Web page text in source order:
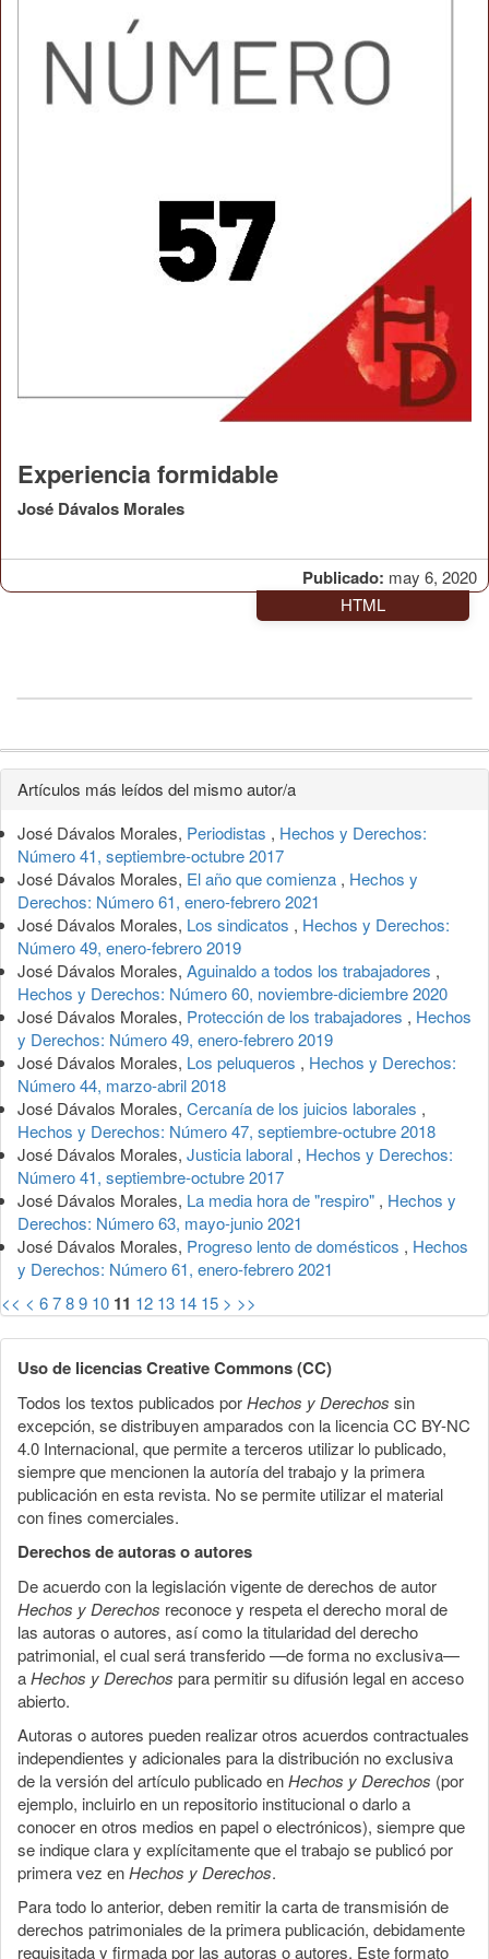
Publicado: may 6, 2020
Experiencia formidable
José Dávalos Morales
HTML
Detalles
del
artículo
Artículos más leídos del mismo autor/a
José Dávalos Morales, Periodistas , Hechos y Derechos:
Número 41, septiembre-octubre 2017
José Dávalos Morales, El año que comienza , Hechos y
Derechos: Número 61, enero-febrero 2021
José Dávalos Morales, Los sindicatos , Hechos y Derechos:
Número 49, enero-febrero 2019
José Dávalos Morales, Aguinaldo a todos los trabajadores ,
Hechos y Derechos: Número 60, noviembre-diciembre 2020
José Dávalos Morales, Protección de los trabajadores , Hechos
y Derechos: Número 49, enero-febrero 2019
José Dávalos Morales, Los peluqueros , Hechos y Derechos:
Número 44, marzo-abril 2018
José Dávalos Morales, Cercanía de los juicios laborales ,
Hechos y Derechos: Número 47, septiembre-octubre 2018
José Dávalos Morales, Justicia laboral , Hechos y Derechos:
Número 41, septiembre-octubre 2017
José Dávalos Morales, La media hora de "respiro" , Hechos y
Derechos: Número 63, mayo-junio 2021
José Dávalos Morales, Progreso lento de domésticos , Hechos
y Derechos: Número 61, enero-febrero 2021
<< < 6789 10 11 12 13 14 15 > >>
Uso de licencias Creative Commons (CC)
Todos los textos publicados porHechos y Derechos sin
excepción, se distribuyen amparados con la licencia CC BY-NC
4.0 Internacional, que permite a terceros utilizar lo publicado,
siempre que mencionen la autoría del trabajo y la primera
publicación en esta revista. No se permite utilizar el material
con fines comerciales.
Derechos de autoras o autores
De acuerdo con la legislación vigente de derechos de autor
Hechos y Derechos reconoce y respeta el derecho moral de
las autoras o autores, así como la titularidad del derecho
patrimonial, el cual será transferido —de forma no exclusiva—
aHechos y Derechos para permitir su difusión legal en acceso
abierto.
Autoras o autores pueden realizar otros acuerdos contractuales
independientes y adicionales para la distribución no exclusiva
de la versión del artículo publicado enHechos y Derechos (por
ejemplo, incluirlo en un repositorio institucional o darlo a
conocer en otros medios en papel o electrónicos), siempre que
se indique clara y explícitamente que el trabajo se publicó por
primera vez enHechos y Derechos.
Para todo lo anterior, deben remitir la carta de transmisión de
derechos patrimoniales de la primera publicación, debidamente
requisitada y firmada por las autoras o autores. Este formato